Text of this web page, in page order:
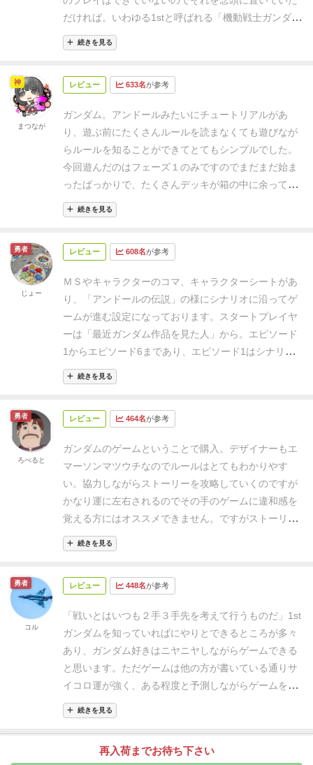
だければ。 いわゆる1stと呼ばれる「機動戦士ガンダ
ム」の#1「ガンダム大地に立つ‼」〜#10「ガルマ散
る」までのストーリーを6つのフェーズに再編し、各
いくというゲームになります。
を展開していくことになります。
これはソロプレイで
も変わらず、4人のキャラクターを動かす感じです。
やろうと思えばアムロ抜きでガンダム大地に立つ‼をプ
レイすることも可能です。
ターンごとに回復するアク
ションポイント(AP)を用いて移動・探索・訓練をする
ことで条件をクリアしてストーリーパネルを展開して
おける目的となります。今回ソロプレイしたフェーズ
1は#1「ガンダム大地に立つ‼」にあたり、戦闘も単純
化されているので、キャラクターの動かし方を掴むチ
ュートリアルという意味合いの強いフェーズです。使
用するキャラクターはこの5人から4人ということで、
ハヤトさん無念の戦力外。 キャラクタータイルの四角
いところは本来は空いてます。 購入時はここが埋まっ
ているので空ける作業が発生しますが、そのうち数字
や連邦のマークは必要なトークンになのでうっかり捨
触としては、なんとも運ゲー感。
ストーリーパネルにおける条件のクリアはだいたいダ
イスロールになります。一応訓練によって6面ダイス
から8面・10面ダイスにグレードアップできるので確
率論では確かに成功率は上がりますし、アイテムや能
力により出目に+1などの救済もあるのですが、4以上
を出せというお題で8面・8面・10面で能力込みでやら
れないようです。そんなわけでゲームとしては運ゲー
要素が強そうなので、ガンダムわからない人を混ぜて
やってもちょっと楽しめないかな？というのが正直な
ところ。 わかる人を集めて、ある程度キャラクターを
ロールしながらifを楽しむのがこのゲームの楽しみ方か
なと。 あと時間が30分〜となっているのですが、たぶ
んこれチュートリアルであるフェーズ1あるいは慣れ
発クリアできる前提で6フェーズフルでやったら、そ
れでも5時間とかかかる気がしますので、なかなか気
合いも必要かと。あと少なくともこの「ガンダム大地
続きを見る
レビュー 633名が参考
ガンダム。アンドールみたいにチュートリアルがあ
り、遊ぶ前にたくさんルールを読まなくても遊びなが
らルールを知ることができてとてもシンプルでした。
今回遊んだのはフェーズ１のみですのでまだまだ始ま
ったばっかりで、たくさんデッキが箱の中に余ってい
て、わくわくしますね。
きでアニメを見たことがないと、ちょっと遊んでいて
んでいくのですが、わからない単語がたくさんあるの
ったね～っておしゃべりしながらすすめるのがいちば
ん楽しめると思います。ゲームシステム自体はシンプ
ルで癖がないので、とても遊びやすいです。移動して
探索してという無人島探索だとかのゲームを遊んだこ
とがあったらスムーズにルール理解はできると思いま
す。アイテムのテキストも短く効果もシンプルです。
続きを見る
神
まつなが
レビュー 608名が参考
ＭＳやキャラクターのコマ、キャラクターシートがあ
り、「アンドールの伝説」の様にシナリオに沿ってゲ
ームが進む設定になっております。
スタートプレイヤ
ーは「最近ガンダム作品を見た人」から。
エピソード
1からエピソード6まであり、
エピソード1はシナリオ
フェイズの、エピソード2はバトルフェイズのチュー
トリアルとなっておりますので、ゲーム開始前のイン
ゲームでもそうですが、セッテイングや細かなルール
ダムのアニメの内容に忠実にシナリオが進行していく
ので、予備知識もあまり必要なく、ガンダム知ってる
方も知らない方も楽しめる良い作品に仕上がっている
と思います。
続きを見る
勇者
じょー
レビュー 464名が参考
ガンダムのゲームということで購入。デザイナーもエ
マーソンマツウチなのでルールはとてもわかりやす
い。 協力しながらストーリーを攻略していくのですが
かなり運に左右されるのでその手のゲームに違和感を
覚える方にはオススメできません。 ですがストーリー
はわかりやすく中だるみや不要な回が多い1stガンダム
のアニメを見るより簡潔にストーリーを知ることがで
続きを見る
勇者
ろべると
レビュー 448名が参考
「戦いとはいつも２手３手先を考えて行うものだ」 1st
ガンダムを知っていればにやりとできるところが多々
あり、
ガンダム好きはニヤニヤしながらゲームできる
と思います。 ただゲームは他の方が書いている通りサ
イコロ運が強く、ある程度と予測しながらゲームをプ
レイしないと、
しまうことがある。
ゲームの展開が分かってしまうので、基本１度きりの
ゲームだと感じる。あとコンポーネントの余白はがし
続きを見る
勇者
コル
再入荷までお待ち下さい